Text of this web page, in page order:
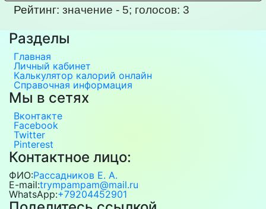
Рейтинг:значение - 5; голосов: 3
Разделы
Главная
Личный кабинет
Калькулятор калорий онлайн
Справочная информация
Мы в сетях
Вконтакте
Facebook
Twitter
Pinterest
Контактное лицо:
ФИО:Рассадников Е. А.
E-mail:trympampam@mail.ru
WhatsApp:+79204452901